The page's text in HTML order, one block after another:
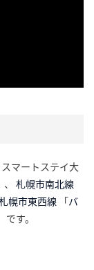
マートステイ大
、 札幌市南北線
幌市東西線 「バ
です。